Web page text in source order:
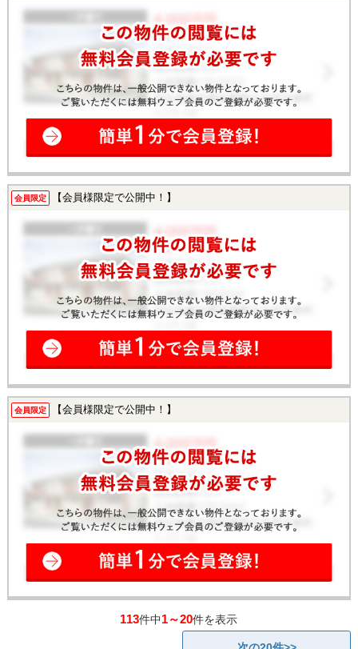
会員限定 【会員様限定で公開中！】
会員限定 【会員様限定で公開中！】
113件中1～20件を表示